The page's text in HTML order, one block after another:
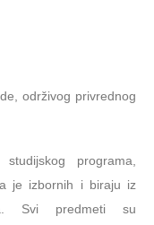
održivog privrednog
programa,
je izbornih i biraju iz
Svi predmeti su